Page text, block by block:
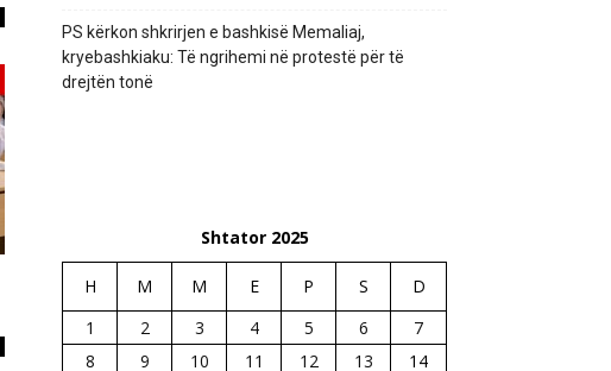
PS kërkon shkrirjen e bashkisë Memaliaj,
kryebashkiaku: Të ngrihemi në protestë për të
drejtën tonë
Shtator 2025
H M M E P S
D
1
2 3 4 5 6
7
8
9 10 11 12 13
14